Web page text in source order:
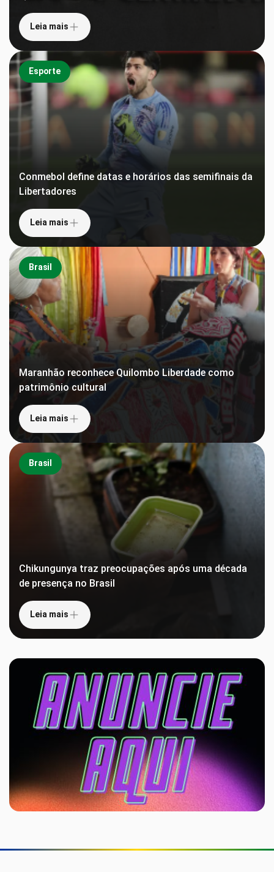
Leia mais
Esporte
Conmebol define datas e horários das semifinais da
Libertadores
Leia mais
Brasil
Maranhão reconhece Quilombo Liberdade como
patrimônio cultural
Leia mais
Brasil
Chikungunya traz preocupações após uma década
de presença no Brasil
Leia mais